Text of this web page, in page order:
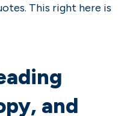
This right here is
and